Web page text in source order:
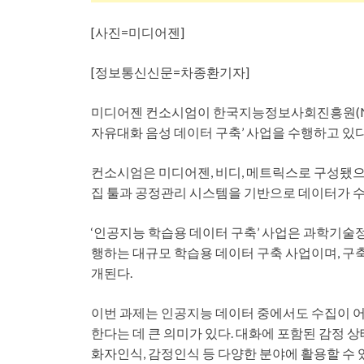
[사진=미디어젠]
[정보통신신문=차종환기자]
미디어젠 컨소시엄이 한국지능정보사회진흥원
자유대화 음성 데이터 구축’ 사업을 수행하고 있
컨소시엄은 미디어젠, 비디, 메트릭스로 구성됐
집 툴과 공정관리 시스템을 기반으로 데이터가
‘인공지능 학습용 데이터 구축’ 사업은 과학기
행하는 대규모 학습용 데이터 구축 사업이며,
개된다.
이번 과제는 인공지능 데이터 중에서도 수집이
한다는 데 큰 의미가 있다. 대화에 포함된 감정
화자인식, 감정인식 등 다양한 분야에 활용할